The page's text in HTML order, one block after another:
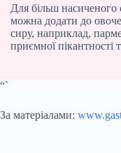
Для більш насиченого
можна додати до
сиру, наприклад,
приємної пікантності
“`
За матеріалами: